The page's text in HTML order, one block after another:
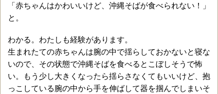
「赤ちゃんはかわいいけど、沖縄そばが食べられない！」
と。
わかる。わたしも経験があります。
生まれたての赤ちゃんは腕の中で揺らしておかないと寝な
いので、その状態で沖縄そばを食べるとこぼしそうで怖
い。もう少し大きくなったら揺らさなくてもいいけど、抱
っこしている腕の中から手を伸ばして器を掴んでしまいそ